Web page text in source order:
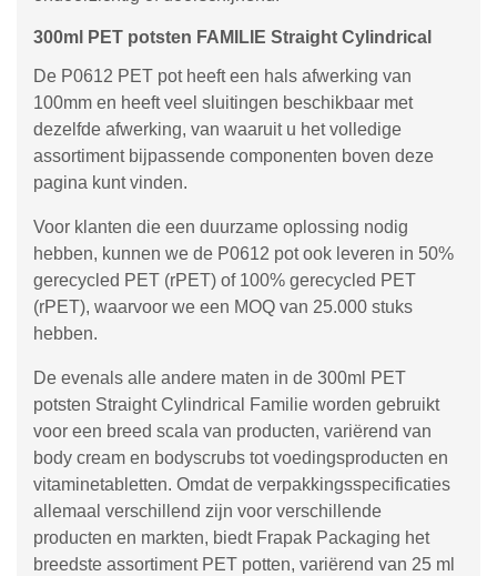
300ml PET potsten FAMILIE Straight Cylindrical
De P0612 PET pot heeft een hals afwerking van
100mm en heeft veel sluitingen beschikbaar met
dezelfde afwerking, van waaruit u het volledige
assortiment bijpassende componenten boven deze
pagina kunt vinden.
Voor klanten die een duurzame oplossing nodig
hebben, kunnen we de P0612 pot ook leveren in 50%
gerecycled PET (rPET) of 100% gerecycled PET
(rPET), waarvoor we een MOQ van 25.000 stuks
hebben.
De evenals alle andere maten in de 300ml PET
potsten Straight Cylindrical Familie worden gebruikt
voor een breed scala van producten, variërend van
body cream en bodyscrubs tot voedingsproducten en
vitaminetabletten. Omdat de verpakkingsspecificaties
allemaal verschillend zijn voor verschillende
producten en markten, biedt Frapak Packaging het
breedste assortiment PET potten, variërend van 25 ml